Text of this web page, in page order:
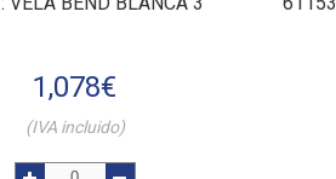
1,078€
(IVA incluido)